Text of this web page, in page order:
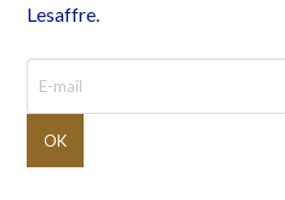
Lesaffre.